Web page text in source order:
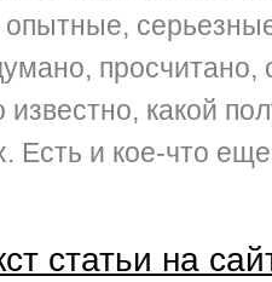
просчитано,
какой
Есть и кое-что
статьи на